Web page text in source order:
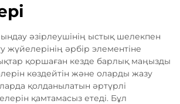
әзірлеушінің ыстық шелекпен
жүйелерінің әрбір элементіне
қоршаған кезде барлық маңызды
көздейтін және оларды жазу
қолданылатын әртүрлі
қамтамасыз етеді. Бұл